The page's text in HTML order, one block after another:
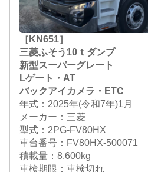
［KN651］
三菱ふそう10ｔダンプ
新型スーパーグレート
Lゲート・AT
バックアイカメラ・ETC
年式：2025年(令和7年)1月
メーカー：三菱
型式：2PG-FV80HX
車台番号：FV80HX-500071
積載量：8,600kg
車検期限：車検切れ